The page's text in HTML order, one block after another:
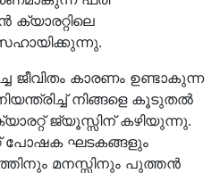
ക്യാരറ്റിലെ
ജീവിതം കാരണം ഉണ്ടാകുന്ന
നിങ്ങളെ കൂടുതൽ
ജ്യൂസ്സിന് കഴിയുന്നു.
പോഷക ഘടകങ്ങളും
മനസ്സിനും പുത്തൻ